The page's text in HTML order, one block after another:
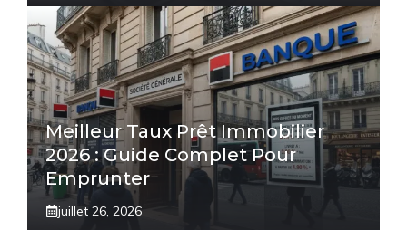
Meilleur Taux Prêt Immobilier
2026 : Guide Complet Pour
Emprunter
juillet 26, 2026